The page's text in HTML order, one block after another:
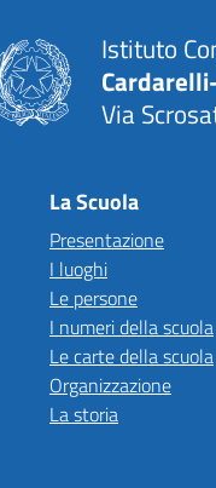
Istituto
Via
La Scuola
Presentazione
I luoghi
Le persone
I numeri della scuola
Le carte della scuola
Organizzazione
La storia